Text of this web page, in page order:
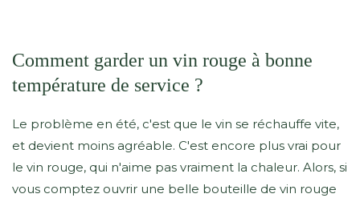
Comment garder un vin rouge à bonne
température de service ?
Le problème en été, c'est que le vin se réchauffe vite,
et devient moins agréable. C'est encore plus vrai pour
le vin rouge, qui n'aime pas vraiment la chaleur. Alors, si
vous comptez ouvrir une belle bouteille de vin rouge